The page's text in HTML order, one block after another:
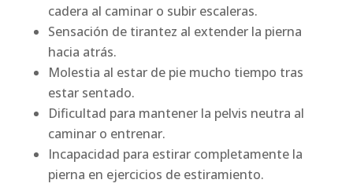
cadera al caminar o subir escaleras.
Sensación de tirantez al extender la pierna
hacia atrás.
Molestia al estar de pie mucho tiempo tras
estar sentado.
Dificultad para mantener la pelvis neutra al
caminar o entrenar.
Incapacidad para estirar completamente la
pierna en ejercicios de estiramiento.